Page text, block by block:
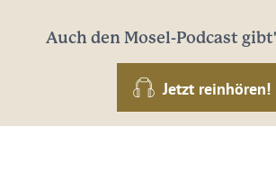
Auch den Mosel-Podcast
Jetzt reinhören!